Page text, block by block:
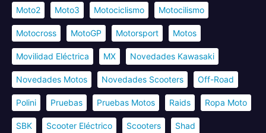
Moto2 Moto3 Motociclismo Motocilismo
Motocross MotoGP Motorsport Motos
Movilidad Eléctrica MX Novedades Kawasaki
Novedades Motos Novedades Scooters Off-Road
Polini Pruebas Pruebas Motos Raids Ropa Moto
SBK Scooter Eléctrico Scooters Shad